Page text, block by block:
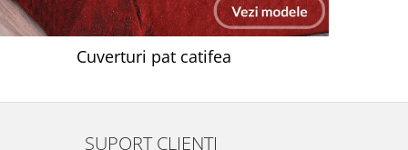
Cuverturi pat catifea
SUPORT CLIENTI